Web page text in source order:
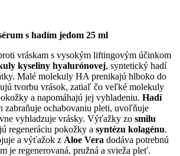
s hadím jedom 25 ml
vráskam s vysokým liftingovým účinkom
kyseliny hyalurónovej, syntetický hadí
Malé molekuly HA prenikajú hlboko do
tvorbu vrások, zatiaľ čo veľké molekuly
a napomáhajú jej vyhladeniu. Hadí
zabraňuje ochabovaniu pleti, uvoľňuje
vyhladzuje vrásky. Výťažky zo smilu
regeneráciu pokožky a syntézu kolagénu.
a výťažok z Aloe Vera dodáva potrebnú
je regenerovaná, pružná a svieža pleť.